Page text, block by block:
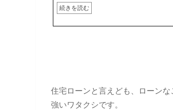
続きを読む
住宅ローンと言えども、ローン
強いワタクシです。